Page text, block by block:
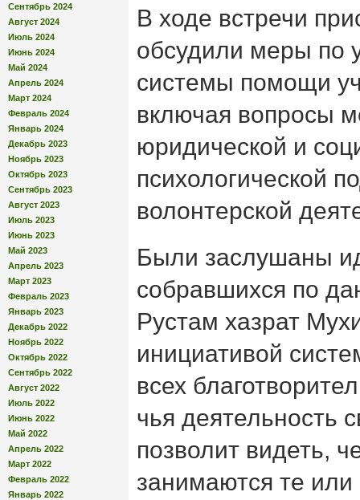
Сентябрь 2024
Август 2024
Июль 2024
Июнь 2024
Май 2024
Апрель 2024
Март 2024
Февраль 2024
Январь 2024
Декабрь 2023
Ноябрь 2023
Октябрь 2023
Сентябрь 2023
Август 2023
Июль 2023
Июнь 2023
Май 2023
Апрель 2023
Март 2023
Февраль 2023
Январь 2023
Декабрь 2022
Ноябрь 2022
Октябрь 2022
Сентябрь 2022
Август 2022
Июль 2022
Июнь 2022
Май 2022
Апрель 2022
Март 2022
Февраль 2022
Январь 2022
В ходе встречи
обсудили меры по
системы помощи
включая вопросы
юридической и
психологической
волонтерской
Были заслушаны
собравшихся по
Рустам хазрат
инициативой
всех
чья деятельность
позволит видеть,
занимаются те